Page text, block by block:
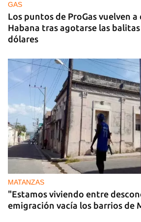
GAS
Los puntos de ProGas vuelven a
Habana tras agotarse las balitas
dólares
MATANZAS
"Estamos viviendo entre
emigración vacía los barrios de